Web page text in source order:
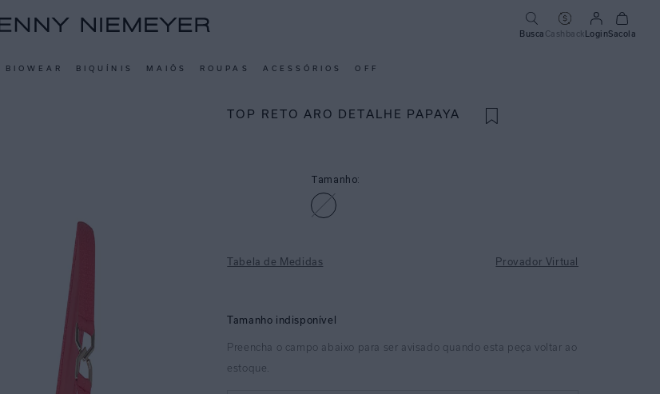
Busca CashbackLoginSacola
BIOWEAR BIQUÍNIS MAIÔS ROUPAS ACESSÓRIOS OFF
TOP RETO ARO DETALHE PAPAYA
Tamanho:
Tabela de Medidas Provador Virtual